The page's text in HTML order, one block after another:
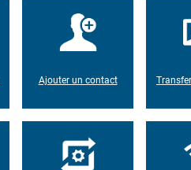
Ajouter un contact